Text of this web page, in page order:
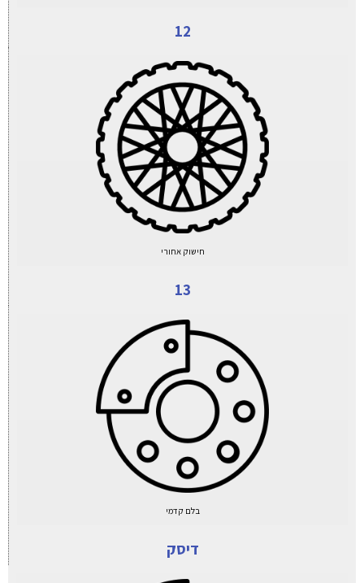
12
חישוק אחורי
13
בלם קדמי
דיסק